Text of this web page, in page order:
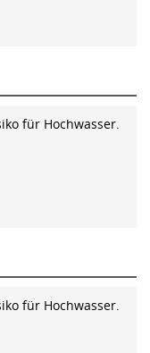
für Hochwasser.
für Hochwasser.